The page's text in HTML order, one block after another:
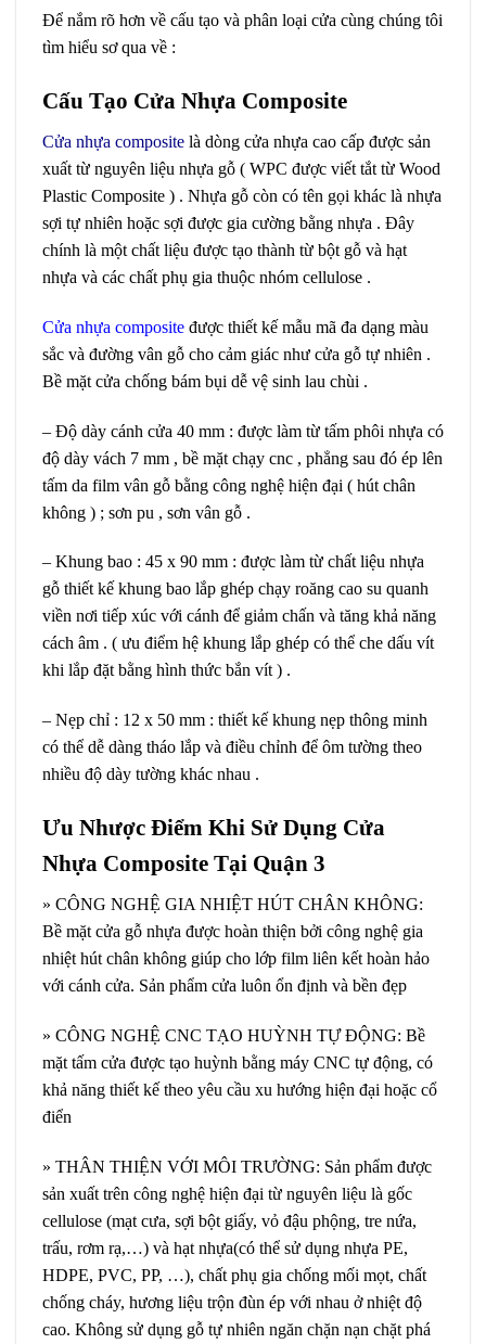
Để nắm rõ hơn về cấu tạo và phân loại cửa cùng chúng tôi
tìm hiểu sơ qua về :
Cấu Tạo Cửa Nhựa Composite
Cửa nhựa composite là dòng cửa nhựa cao cấp được sản
xuất từ nguyên liệu nhựa gỗ ( WPC được viết tắt từ Wood
Plastic Composite ) . Nhựa gỗ còn có tên gọi khác là nhựa
sợi tự nhiên hoặc sợi được gia cường bằng nhựa . Đây
chính là một chất liệu được tạo thành từ bột gỗ và hạt
nhựa và các chất phụ gia thuộc nhóm cellulose .
Cửa nhựa composite được thiết kế mẫu mã đa dạng màu
sắc và đường vân gỗ cho cảm giác như cửa gỗ tự nhiên .
Bề mặt cửa chống bám bụi dễ vệ sinh lau chùi .
– Độ dày cánh cửa 40 mm : được làm từ tấm phôi nhựa có
độ dày vách 7 mm , bề mặt chạy cnc , phẳng sau đó ép lên
tấm da film vân gỗ bằng công nghệ hiện đại ( hút chân
không ) ; sơn pu , sơn vân gỗ .
– Khung bao : 45 x 90 mm : được làm từ chất liệu nhựa
gỗ thiết kế khung bao lắp ghép chạy roăng cao su quanh
viền nơi tiếp xúc với cánh để giảm chấn và tăng khả năng
cách âm . ( ưu điểm hệ khung lắp ghép có thể che dấu vít
khi lắp đặt bằng hình thức bắn vít ) .
– Nẹp chỉ : 12 x 50 mm : thiết kế khung nẹp thông minh
có thể dễ dàng tháo lắp và điều chỉnh để ôm tường theo
nhiều độ dày tường khác nhau .
Ưu Nhược Điểm Khi Sử Dụng Cửa
Nhựa Composite Tại Quận 3
» CÔNG NGHỆ GIA NHIỆT HÚT CHÂN KHÔNG:
Bề mặt cửa gỗ nhựa được hoàn thiện bởi công nghệ gia
nhiệt hút chân không giúp cho lớp film liên kết hoàn hảo
với cánh cửa. Sản phẩm cửa luôn ổn định và bền đẹp
» CÔNG NGHỆ CNC TẠO HUỲNH TỰ ĐỘNG: Bề
mặt tấm cửa được tạo huỳnh bằng máy CNC tự động, có
khả năng thiết kế theo yêu cầu xu hướng hiện đại hoặc cổ
điển
» THÂN THIỆN VỚI MÔI TRƯỜNG: Sản phẩm được
sản xuất trên công nghệ hiện đại từ nguyên liệu là gốc
cellulose (mạt cưa, sợi bột giấy, vỏ đậu phộng, tre nứa,
trấu, rơm rạ,…) và hạt nhựa(có thể sử dụng nhựa PE,
HDPE, PVC, PP, …), chất phụ gia chống mối mọt, chất
chống cháy, hương liệu trộn đùn ép với nhau ở nhiệt độ
cao. Không sử dụng gỗ tự nhiên ngăn chặn nạn chặt phá